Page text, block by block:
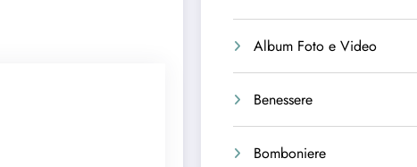
Album Foto e Video
Benessere
Bomboniere